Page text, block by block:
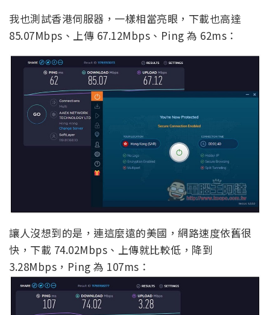
我也測試香港伺服器，一樣相當亮眼，下載也高達
85.07Mbps、上傳 67.12Mbps、Ping 為 62ms：
讓人沒想到的是，連這麼遠的美國，網路速度依舊很
快，下載 74.02Mbps、上傳就比較低，降到
3.28Mbps，Ping 為 107ms：